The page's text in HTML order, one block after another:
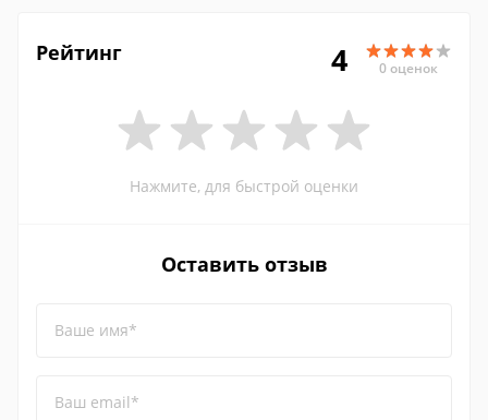
Рейтинг 4 0 оценок
Нажмите, для быстрой оценки
Оставить отзыв
Ваше имя*
Ваш email*